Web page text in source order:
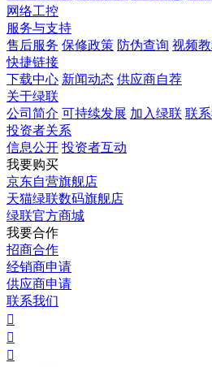
网络工控
服务与支持
售后服务 保修政策 防伪查询 视频
快捷链接
下载中心 新闻动态 供应商自荐
关于绿联
公司简介 可持续发展 加入绿联 联
投资者关系
信息公开 投资者互动
我要购买
京东自营旗舰店
天猫绿联数码旗舰店
绿联官方商城
我要合作
招商合作
经销商申请
供应商申请
联系我们


